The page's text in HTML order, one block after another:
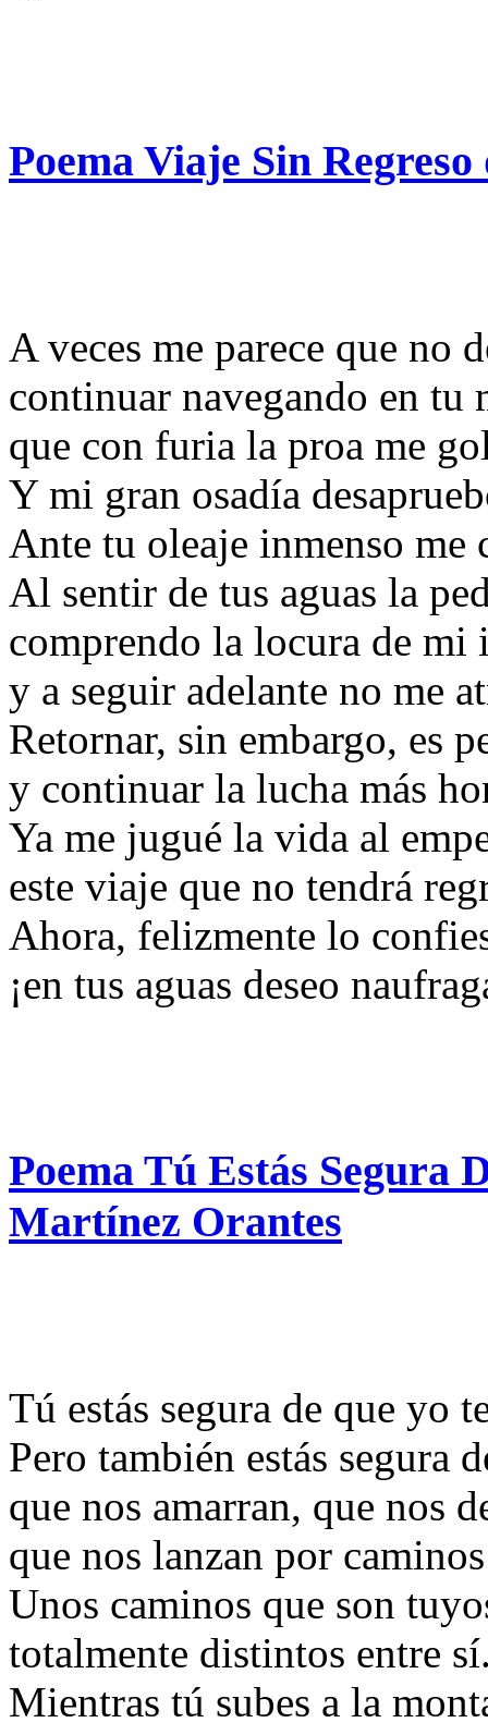
Poema Viaje Sin
A veces me parece que no
continuar navegando en tu
que con furia la proa me
Y mi gran osadía
Ante tu oleaje inmenso me
Al sentir de tus aguas la
comprendo la locura de mi
y a seguir adelante no me
Retornar, sin embargo, es
y continuar la lucha más
Ya me jugué la vida al
este viaje que no tendrá
Ahora, felizmente lo
¡en tus aguas deseo
Poema Tú Estás Segura
Martínez Orantes
Tú estás segura de que yo
Pero también estás segura
que nos amarran, que nos
que nos lanzan por
Unos caminos que son
totalmente distintos entre
Mientras tú subes a la